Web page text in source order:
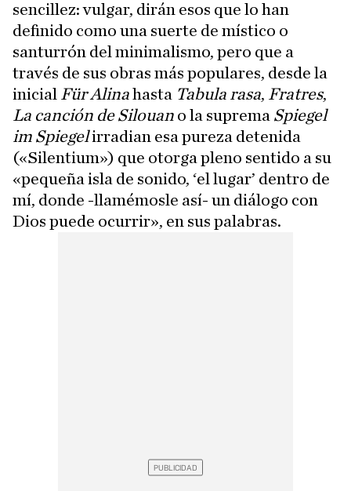
sencillez: vulgar, dirán esos que lo han
definido como una suerte de místico o
santurrón del minimalismo, pero que a
través de sus obras más populares, desde la
inicial Für Alinahasta Tabula rasa, Fratres,
La canción de Silouan o la suprema Spiegel
im Spiegelirradian esa pureza detenida
(«Silentium») que otorga pleno sentido a su
«pequeña isla de sonido, ‘el lugar’ dentro de
mí, donde -llamémosle así- un diálogo con
Dios puede ocurrir», en sus palabras.